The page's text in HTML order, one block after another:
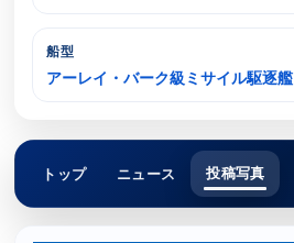
船型
アーレイ・バーク級ミサイル駆逐艦
トップ ニュース 投稿写真